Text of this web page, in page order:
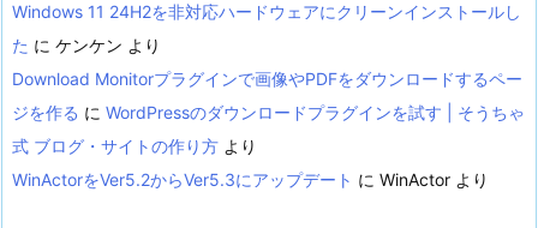
Windows 11 24H2を非対応ハードウェアにクリーンインストールし
た に ケンケン より
Download Monitorプラグインで画像やPDFをダウンロードするペー
ジを作る に WordPressのダウンロードプラグインを試す | そうちゃ
式 ブログ・サイトの作り方 より
WinActorをVer5.2からVer5.3にアップデート に WinActor より